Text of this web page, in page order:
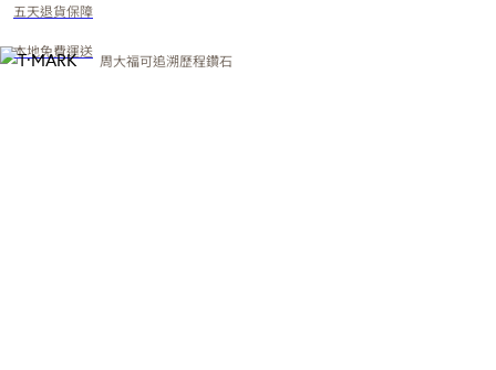
五天退貨保障
本地免費運送
周大福可追溯歷程鑽石